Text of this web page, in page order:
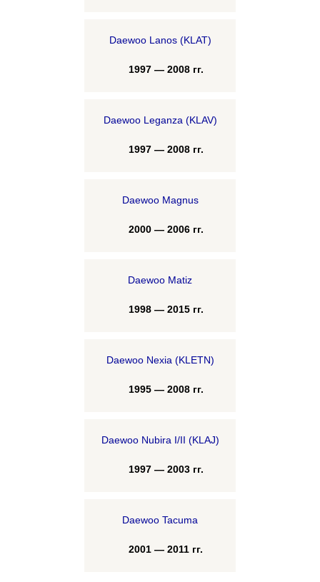
Daewoo Lanos (KLAT)
1997 — 2008 гг.
Daewoo Leganza (KLAV)
1997 — 2008 гг.
Daewoo Magnus
2000 — 2006 гг.
Daewoo Matiz
1998 — 2015 гг.
Daewoo Nexia (KLETN)
1995 — 2008 гг.
Daewoo Nubira I/II (KLAJ)
1997 — 2003 гг.
Daewoo Tacuma
2001 — 2011 гг.